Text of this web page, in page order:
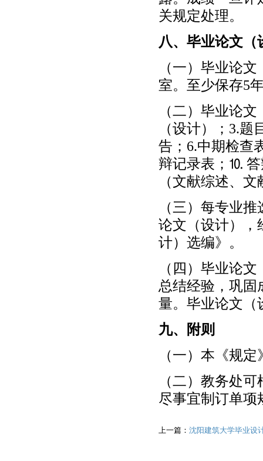
关规定处理。
八、毕业论文
（一）毕业论
室。至少保存5
（二）毕业论
（设计）；3.
告；6.中期检查
辩记录表；⒑
（文献综述、
（三）每专业
论文（设计），
计）选编》。
（四）毕业论
总结经验，巩固
量。毕业论文（
九、附则
（一）本《规
（二）教务处
尽事宜制订单项
上一篇： 沈阳建筑大学毕业设